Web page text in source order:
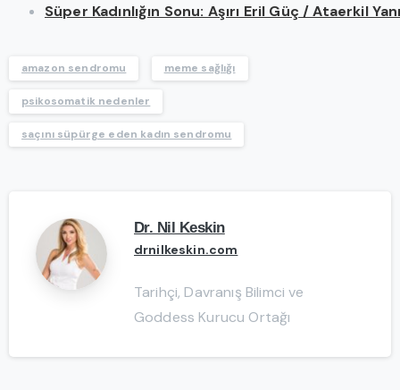
Süper Kadınlığın Sonu: Aşırı Eril Güç / Ataerkil
amazon sendromu meme sağlığı
psikosomatik nedenler
saçını süpürge eden kadın sendromu
Dr. Nil Keskin
drnilkeskin.com
Tarihçi, Davranış Bilimci ve
Goddess Kurucu Ortağı